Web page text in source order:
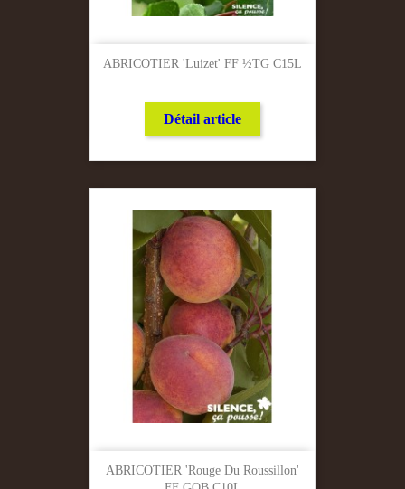
ABRICOTIER 'Luizet' FF ½TG C15L
Détail article
ABRICOTIER 'Rouge Du Roussillon'